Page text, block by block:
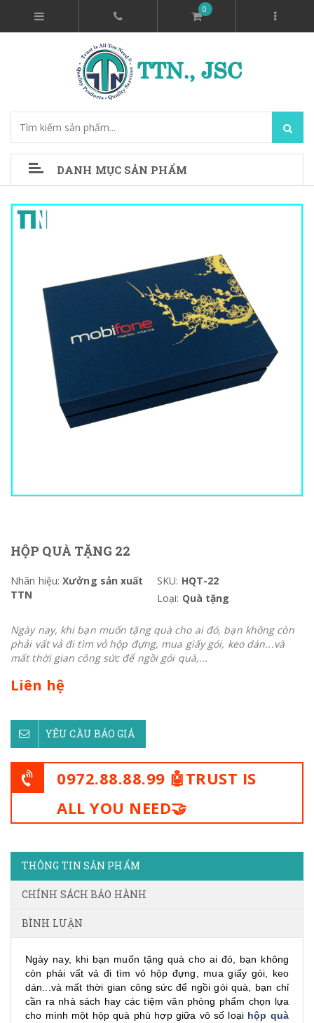
0
DANH MỤC SẢN PHẨM
HỘP QUÀ TẶNG 22
Nhãn hiệu: Xưởng sản xuất
TTN
SKU: HQT-22
Loại: Quà tặng
Ngày nay, khi bạn muốn tặng quà cho ai đó, bạn không còn
phải vất vả đi tìm vỏ hộp đựng, mua giấy gói, keo dán...và
mất thời gian công sức để ngồi gói quà,...
Liên hệ
YÊU CẦU BÁO GIÁ
0972.88.88.99 🤖TRUST IS
ALL YOU NEED🤝
THÔNG TIN SẢN PHẨM
CHÍNH SÁCH BẢO HÀNH
BÌNH LUẬN
Ngày nay, khi bạn muốn tặng quà cho ai đó, bạn không
còn phải vất vả đi tìm vỏ hộp đựng, mua giấy gói, keo
dán...và mất thời gian công sức để ngồi gói quà, bạn chỉ
cần ra nhà sách hay các tiệm văn phòng phẩm chọn lựa
cho mình một hộp quà phù hợp giữa vô số loại hộp quà